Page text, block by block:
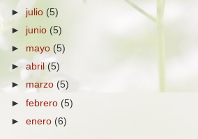
►julio (5)
► junio (5)
► mayo (5)
►abril(5)
► marzo (5)
►febrero (5)
►enero (6)